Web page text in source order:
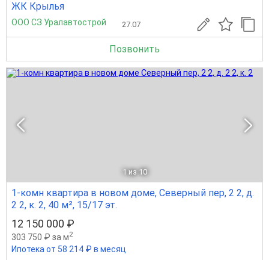
ЖК Крылья
ООО СЗ Уралавтострой 27.07
Позвонить
1 из 10
1-комн квартира в новом доме, Северный пер, 2 2, д.
2 2, к. 2, 40 м², 15/17 эт.
12 150 000 ₽
303 750 ₽ за м2
Ипотека от 58 214 ₽ в месяц